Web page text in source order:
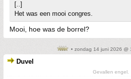
[..]
Het was een mooi congres.
Mooi, hoe was de borrel?
• zondag 14 juni 2026 @
Duvel
Gevallen engel.